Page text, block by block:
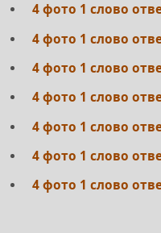
4 фото 1 слово
4 фото 1 слово
4 фото 1 слово
4 фото 1 слово
4 фото 1 слово
4 фото 1 слово
4 фото 1 слово